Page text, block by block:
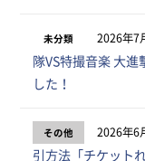
未分類 2026年7
隊VS特撮音楽 大
した！
その他 2026年6
引方法「チケット